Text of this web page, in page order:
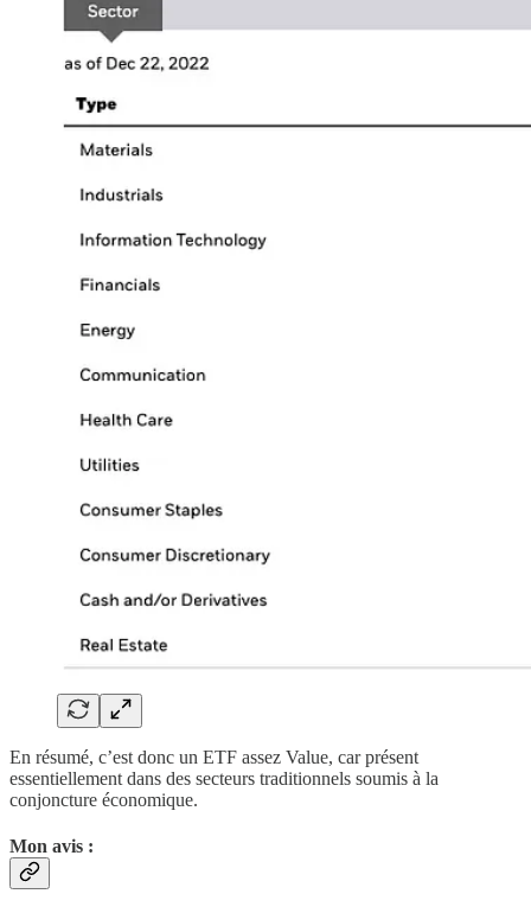
En résumé, c’est donc un ETF assez Value, car présent
essentiellement dans des secteurs traditionnels soumis à la
conjoncture économique.
Mon avis :